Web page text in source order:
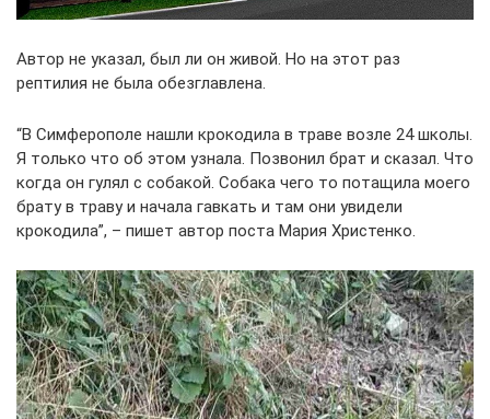
Автор не указал, был ли он живой. Но на этот раз
рептилия не была обезглавлена.
“В Симферополе нашли крокодила в траве возле 24 школы.
Я только что об этом узнала. Позвонил брат и сказал. Что
когда он гулял с собакой. Собака чего то потащилa моего
брату в траву и начала гавкать и там они увидели
крокодила”, – пишет автор поста Мария Христенко.